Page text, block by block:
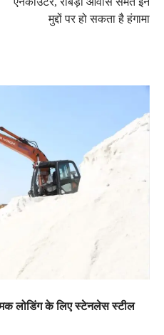
मुद्दों पर हो सकता है हंगामा
लोडिंग के लिए स्टेनलेस स्टील